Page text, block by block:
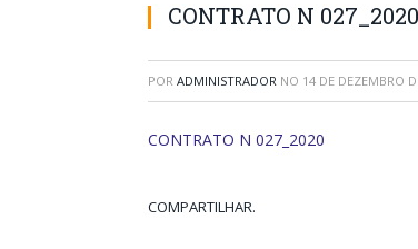
CONTRATO N 027_2020
POR ADMINISTRADOR NO 14 DE DEZEMBRO
CONTRATO N 027_2020
COMPARTILHAR.